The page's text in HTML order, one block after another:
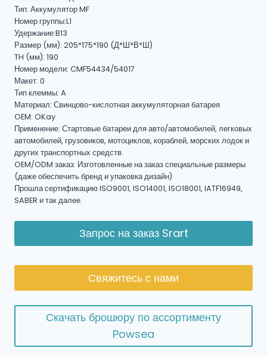
Тип: Аккумулятор MF
Номер группы:L1
Удержание:B13
Размер (мм): 205*175*190 (Д*Ш*В*Ш)
TH (мм): 190
Номер модели: CMF54434/54017
Макет: 0
Тип клеммы: A
Материал: Свинцово-кислотная аккумуляторная батарея
OEM: OKay
Применение: Стартовые батареи для авто/автомобилей, легковых
автомобилей, грузовиков, мотоциклов, кораблей, морских лодок и
других транспортных средств.
OEM/ODM заказ: Изготовленные на заказ специальные размеры
(даже обеспечить бренд и упаковка дизайн)
Прошла сертификацию ISO9001, ISO14001, ISO18001, IATF16949,
SABER и так далее.
Запрос на заказ Srart
Свяжитесь с нами
Скачать брошюру по ассортименту
Powsea